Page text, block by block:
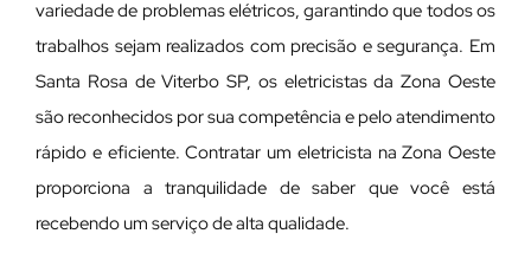
variedade de problemas elétricos, garantindo que todos os
trabalhos sejam realizados com precisão e segurança. Em
Santa Rosa de Viterbo SP, os eletricistas da Zona Oeste
são reconhecidos por sua competência e pelo atendimento
rápido e eficiente. Contratar um eletricista na Zona Oeste
proporciona a tranquilidade de saber que você está
recebendo um serviço de alta qualidade.